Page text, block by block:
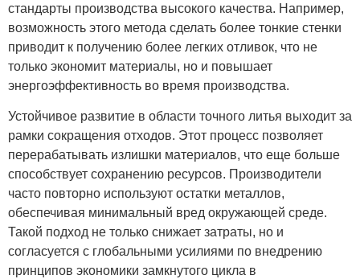
стандарты производства высокого качества. Например,
возможность этого метода сделать более тонкие стенки
приводит к получению более легких отливок, что не
только экономит материалы, но и повышает
энергоэффективность во время производства.
Устойчивое развитие в области точного литья выходит за
рамки сокращения отходов. Этот процесс позволяет
перерабатывать излишки материалов, что еще больше
способствует сохранению ресурсов. Производители
часто повторно используют остатки металлов,
обеспечивая минимальный вред окружающей среде.
Такой подход не только снижает затраты, но и
согласуется с глобальными усилиями по внедрению
принципов экономики замкнутого цикла в